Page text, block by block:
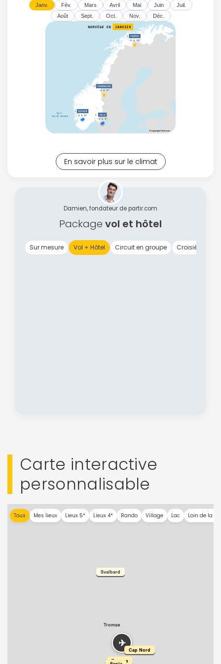
Janv. Fév. Mars Avril Mai Juin
Juil.
Août
Sept. Oct. Nov. Déc.
En savoir plus sur le climat
Damien, fondateur de partir.com
Package vol et hôtel
Sur mesure Vol + Hôtel Circuit en groupe Croisière
Carte interactive
personnalisable
Tous Mes lieux Lieux 5* Lieux 4* Rando Village Lac Loin de la
Tromsø
Cap Nord
Svalbard
✈
Tromsø